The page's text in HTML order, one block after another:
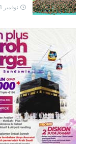
نوفمبر 03, 2024